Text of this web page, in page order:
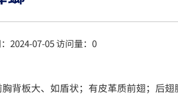
2024-07-05 访问量： 0
背板大、如盾状；有皮革质前翅；后